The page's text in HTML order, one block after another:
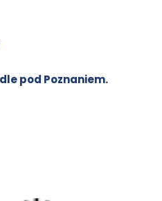
pod Poznaniem.